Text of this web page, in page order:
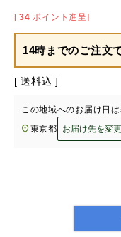
[ 34 ポイント進呈]
14時までのご注文
送料込
この地域へのお届け日
東京都
お届け先を変更